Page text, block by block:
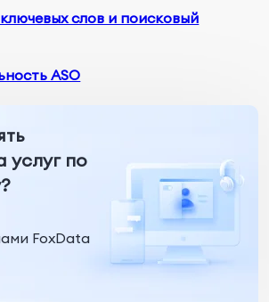
слов и поисковый
ASO
услуг по
FoxData